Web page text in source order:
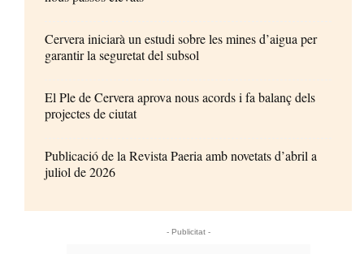
Cervera iniciarà un estudi sobre les mines d’aigua per
garantir la seguretat del subsol
El Ple de Cervera aprova nous acords i fa balanç dels
projectes de ciutat
Publicació de la Revista Paeria amb novetats d’abril a
juliol de 2026
- Publicitat -